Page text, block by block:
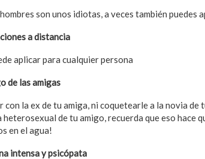
son unos idiotas, a veces también puedes
a distancia
aplicar para cualquier persona
de las amigas
con la ex de tu amiga, ni coquetearle a la novia de
de tu amigo, recuerda que eso hace
en el agua!
intensa y psicópata